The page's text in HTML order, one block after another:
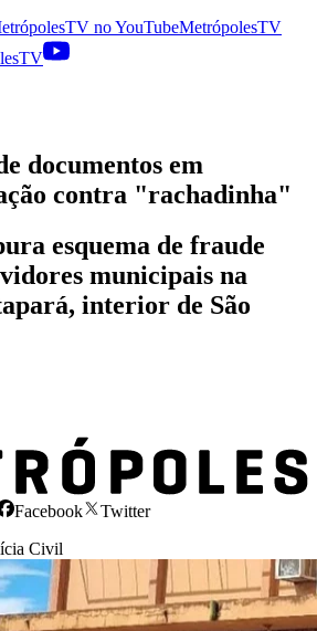
noYouTubeMetrópolesTV
documentos em
contra "rachadinha"
esquema de fraude
municipais na
interior de São
Facebook
Twitter
Civil